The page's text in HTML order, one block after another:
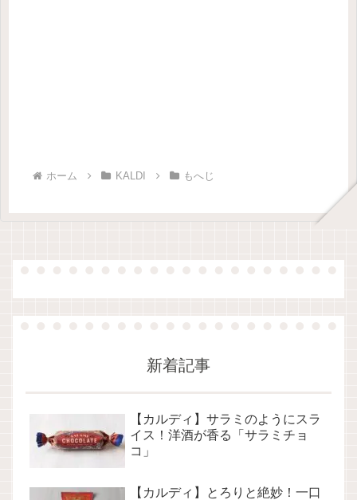
ホーム KALDI もへじ
新着記事
【カルディ】サラミのようにスラ
イス！洋酒が香る「サラミチョ
コ」
【カルディ】とろりと絶妙！一口